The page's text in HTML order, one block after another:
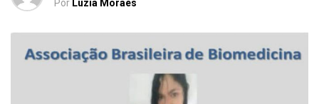
Por Luzia Moraes